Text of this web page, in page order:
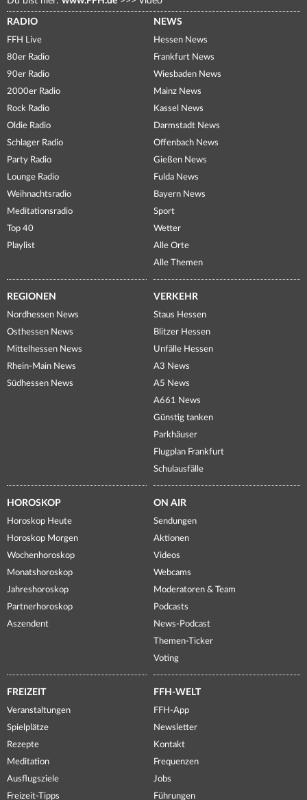
RADIO
FFH Live
80er Radio
90er Radio
2000er Radio
Rock Radio
Oldie Radio
Schlager Radio
Party Radio
Lounge Radio
Weihnachtsradio
Meditationsradio
Top 40
Playlist
NEWS
Hessen News
Frankfurt News
Wiesbaden News
Mainz News
Kassel News
Darmstadt News
Offenbach News
Gießen News
Fulda News
Bayern News
Sport
Wetter
Alle Orte
Alle Themen
REGIONEN
Nordhessen News
Osthessen News
Mittelhessen News
Rhein-Main News
Südhessen News
VERKEHR
Staus Hessen
Blitzer Hessen
Unfälle Hessen
A3 News
A5 News
A661 News
Günstig tanken
Parkhäuser
Flugplan Frankfurt
Schulausfälle
HOROSKOP
Horoskop Heute
Horoskop Morgen
Wochenhoroskop
Monatshoroskop
Jahreshoroskop
Partnerhoroskop
Aszendent
ON AIR
Sendungen
Aktionen
Videos
Webcams
Moderatoren & Team
Podcasts
News-Podcast
Themen-Ticker
Voting
FREIZEIT
Veranstaltungen
Spielplätze
Rezepte
Meditation
Ausflugsziele
Freizeit-Tipps
FFH-WELT
FFH-App
Newsletter
Kontakt
Frequenzen
Jobs
Führungen